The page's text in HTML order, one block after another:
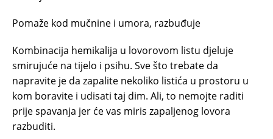
Pomaže kod mučnine i umora, razbuđuje
Kombinacija hemikalija u lovorovom listu djeluje
smirujuće na tijelo i psihu. Sve što trebate da
napravite je da zapalite nekoliko listića u prostoru u
kom boravite i udisati taj dim. Ali, to nemojte raditi
prije spavanja jer će vas miris zapaljenog lovora
razbuditi.